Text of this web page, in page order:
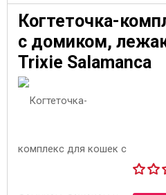
Когтеточка-
с домиком,
Trixie Salamanca